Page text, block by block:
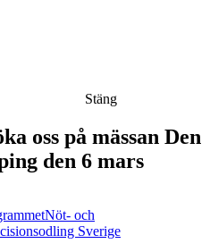
Stäng
oss på mässan Den
den 6 mars
Nöt- och
Sverige